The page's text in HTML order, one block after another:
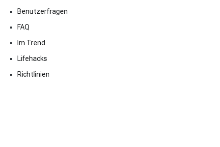
Benutzerfragen
FAQ
Im Trend
Lifehacks
Richtlinien